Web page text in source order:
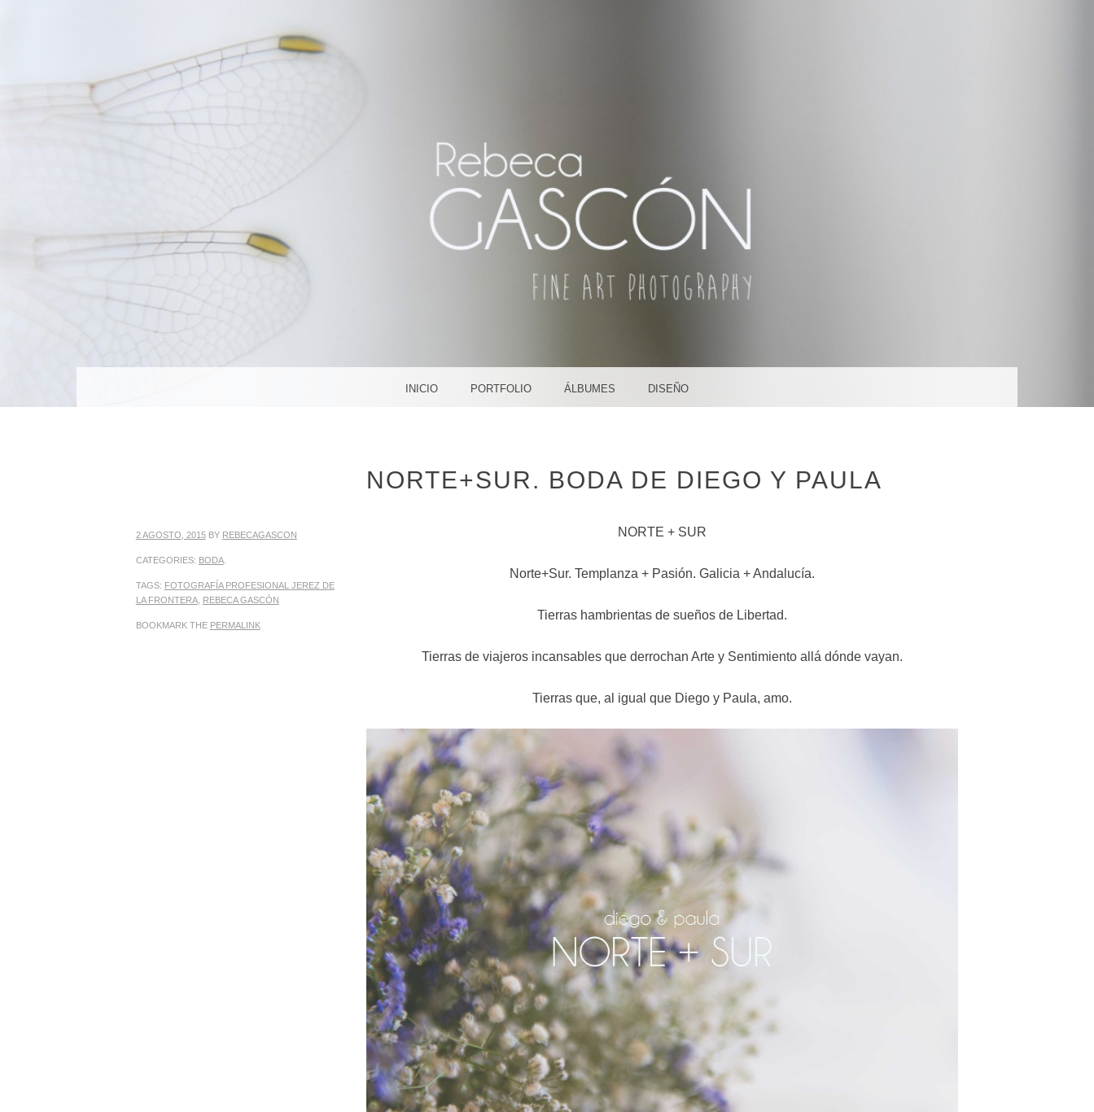
AMAR, SOÑAR,
CREAR
FOTOGRAFÍA ARTÍSTICA EN JEREZ DE LA FRONTERA ¡Y DÓNDE TÚ QUIERAS!
INICIO PORTFOLIO ÁLBUMES DISEÑO
NORTE+SUR. BODA DE DIEGO Y PAULA
2 AGOSTO, 2015BY REBECAGASCON
CATEGORIES: BODA.
TAGS: FOTOGRAFÍA PROFESIONAL JEREZ DE
LA FRONTERA, REBECA GASCÓN
BOOKMARK THE PERMALINK
NORTE + SUR
Norte+Sur. Templanza + Pasión. Galicia + Andalucía.
Tierras hambrientas de sueños de Libertad.
Tierras de viajeros incansables que derrochan Arte y Sentimiento allá dónde vayan.
Tierras que, al igual que Diego y Paula, amo.